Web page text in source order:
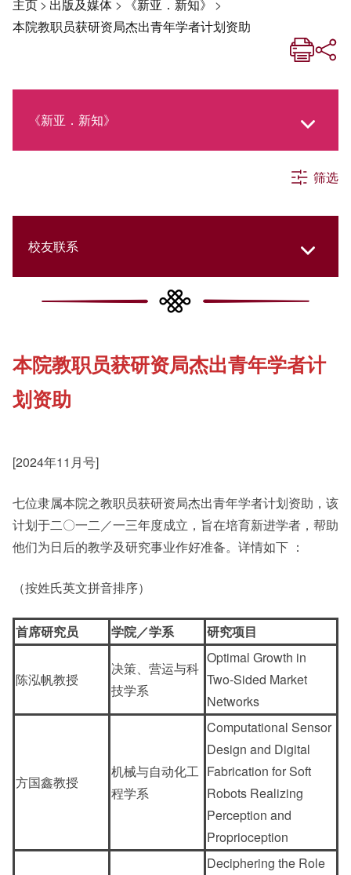
主页> 出版及媒体 > 《新亚．新知》 >
本院教职员获研资局杰出青年学者计划资助
《新亚．新知》
社交媒体专栏
《新亚简讯》
《新亚书院概览》
影片库
筛选
校友联系
College Updates
Cultural Topics
本院教职员获研资局杰出青年学者计
划资助
[2024年11月号]
七位隶属本院之教职员获研资局杰出青年学者计划资助，该
计划于二〇一二／一三年度成立，旨在培育新进学者，帮助
他们为日后的教学及研究事业作好准备。详情如下 ：
（按姓氏英文拼音排序）
首席研究员 学院／学系 研究项目
陈泓帆教授
决策、营运与科
技学系
Optimal Growth in
Two-Sided Market
Networks
方国鑫教授
机械与自动化工
程学系
Computational Sensor
Design and Digital
Fabrication for Soft
Robots Realizing
Perception and
Proprioception
Deciphering the Role